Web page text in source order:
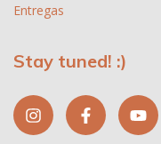
Entregas
Stay tuned! :)